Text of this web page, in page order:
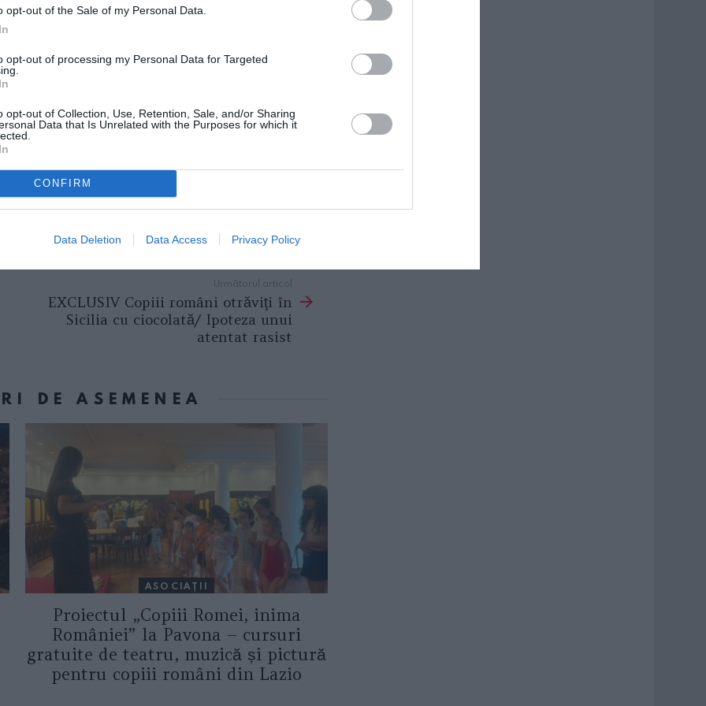
opt-out of the Sale of my Personal Data.
opt-out of processing my Personal Data for Targeted
opt-out of Collection, Use, Retention, Sale, and/or Sharing
Data that Is Unrelated with the Purposes for which it
CONFIRM
Data Deletion Data Access Privacy Policy
magicianului
studiat la
Oxford şi Viena
şi a lucrat ca
universitar.
într-o conversație cu un prieten,
însăși. Iar cavalerul nostru de
este locul unde petrecem”, scria, în
Următorul articol
EXCLUSIV Copiii români otrăviţi în
Sicilia cu ciocolată/ Ipoteza unui
atentat rasist
DE ASEMENEA
ASOCIAŢII
Proiectul „Copiii Romei, inima
României” la Pavona – cursuri
gratuite de teatru, muzică și pictură
pentru copiii români din Lazio